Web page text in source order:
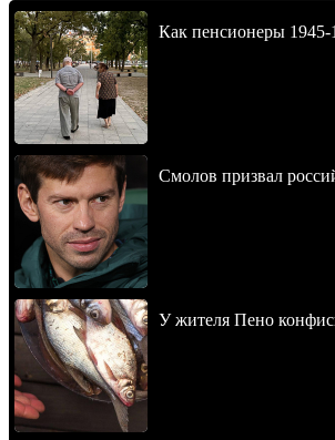
Как пенсионеры 1945-
Смолов призвал
У жителя Пено